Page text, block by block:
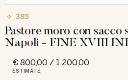
385
Pastore moro con sacco
Napoli - FINE XVIII
€ 800,00 / 1.200,00
ESTIMATE